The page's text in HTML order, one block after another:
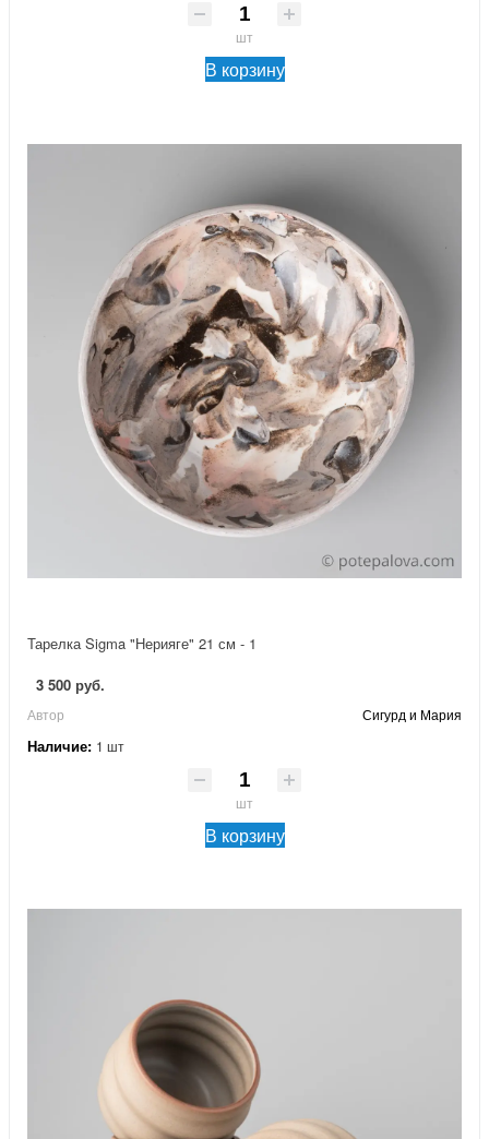
шт
В корзину
Тарелка Sigma "Нерияге" 21 см - 1
3 500 руб.
Автор Сигурд и Мария
Наличие: 1 шт
шт
В корзину